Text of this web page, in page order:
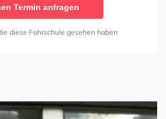
Termin anfragen
diese Fahrschule gesehen haben